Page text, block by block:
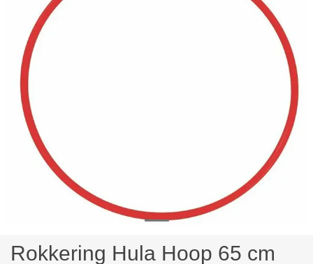
Rokkering Hula Hoop 65 cm